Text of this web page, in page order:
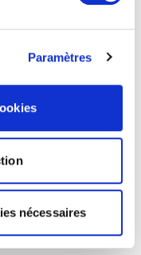
Paramètres
nécessaires